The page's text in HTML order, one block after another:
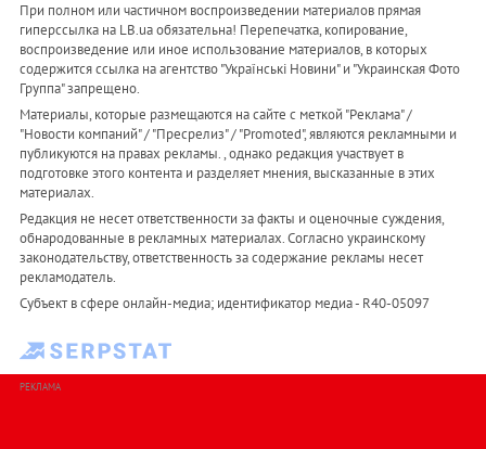
При полном или частичном воспроизведении материалов прямая
гиперссылка на LB.ua обязательна! Перепечатка, копирование,
воспроизведение или иное использование материалов, в которых
содержится ссылка на агентство "Українськi Новини" и "Украинская Фото
Группа" запрещено.
Материалы, которые размещаются на сайте с меткой "Реклама" /
"Новости компаний" / "Пресрелиз" / "Promoted", являются рекламными и
публикуются на правах рекламы. , однако редакция участвует в
подготовке этого контента и разделяет мнения, высказанные в этих
материалах.
Редакция не несет ответственности за факты и оценочные суждения,
обнародованные в рекламных материалах. Согласно украинскому
законодательству, ответственность за содержание рекламы несет
рекламодатель.
Субъект в сфере онлайн-медиа; идентификатор медиа - R40-05097
РЕКЛАМА